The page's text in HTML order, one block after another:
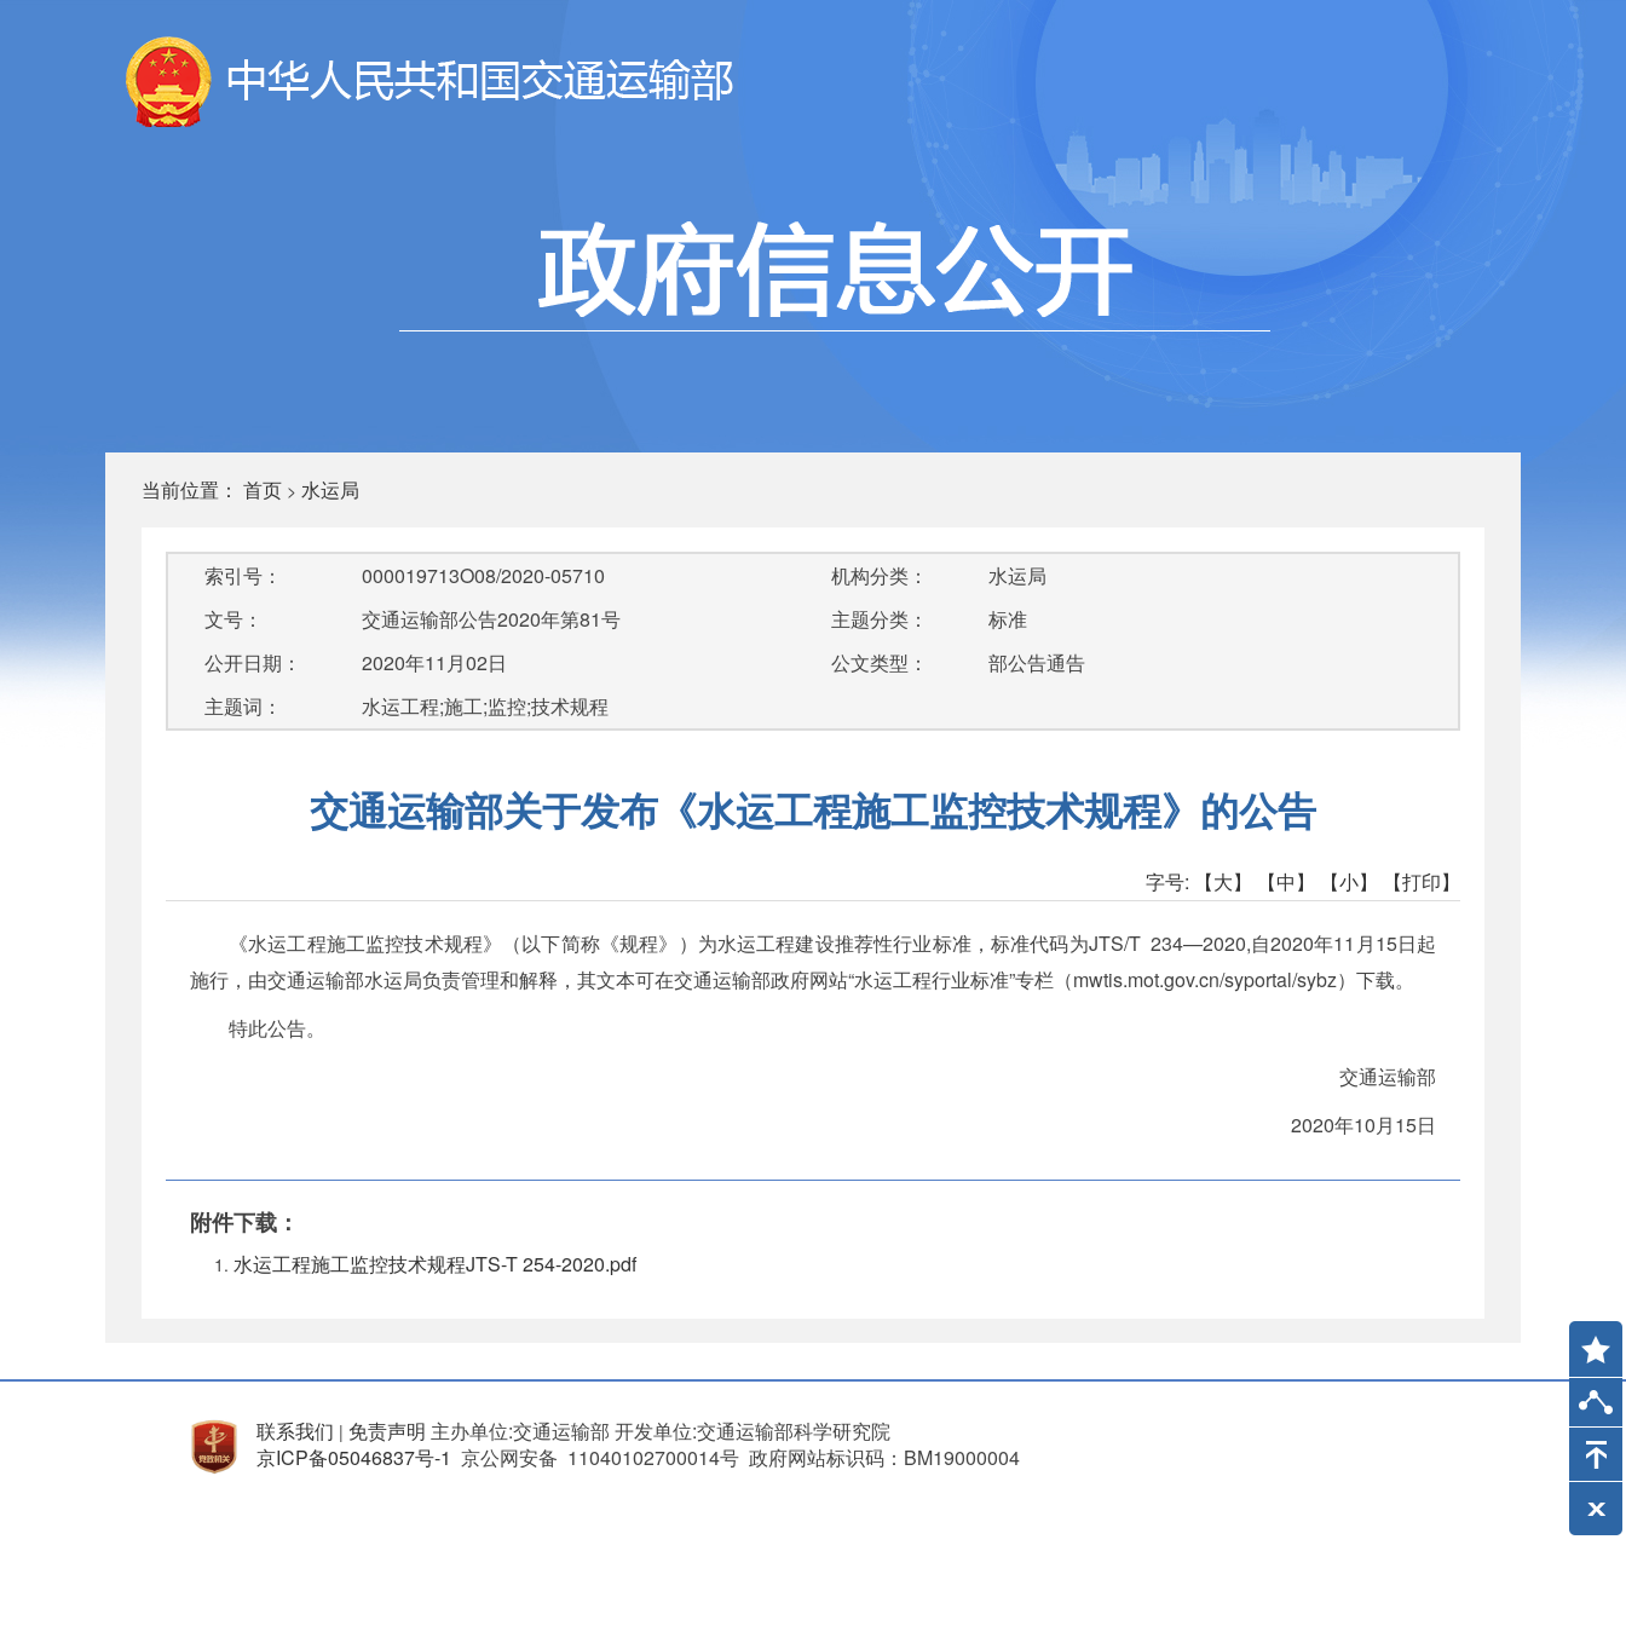
当前位置： 首页 > 水运局
索引号：
000019713O08/2020-05710
文号：
交通运输部公告2020年第81号
公开日期：
2020年11月02日
主题词：
水运工程;施工;监控;技术规程
机构分类：
水运局
主题分类：
标准
公文类型：
部公告通告
交通运输部关于发布《水运工程施工监控技术规程》的公告
字号: 【大】 【中】 【小】 【打印】
《水运工程施工监控技术规程》（以下简称《规程》）为水运工程建设推荐性行业标准，标准代码为JTS/T 234—2020,自2020年11月15日起
施行，由交通运输部水运局负责管理和解释，其文本可在交通运输部政府网站“水运工程行业标准”专栏（mwtis.mot.gov.cn/syportal/sybz）下载。
特此公告。
交通运输部
2020年10月15日
附件下载：
水运工程施工监控技术规程JTS-T 254-2020.pdf
联系我们 | 免责声明 主办单位:交通运输部 开发单位:交通运输部科学研究院
京ICP备05046837号-1 京公网安备 11040102700014号 政府网站标识码：BM19000004